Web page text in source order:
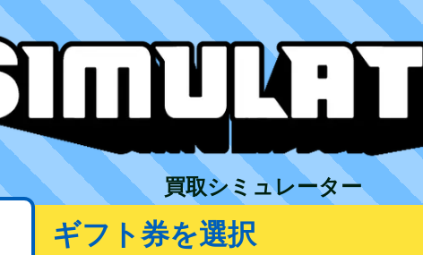
買取シミュレーター
ギフト券を選択